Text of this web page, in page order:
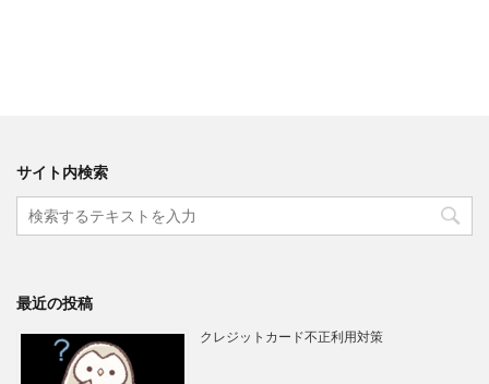
サイト内検索
最近の投稿
クレジットカード不正利用対策